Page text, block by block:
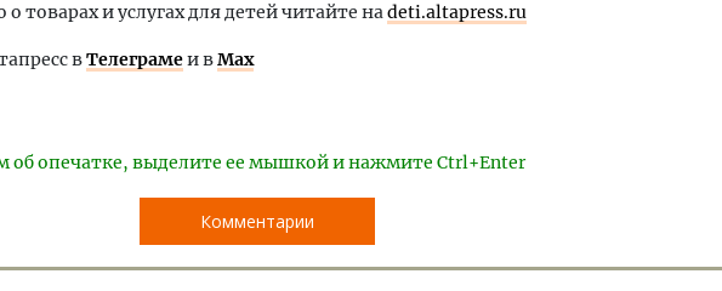
товарах и услугах для детей читайте наdeti.altapress.ru
вТелеграмеи вMax
об опечатке, выделите ее мышкой и нажмите Ctrl+Enter
Комментарии